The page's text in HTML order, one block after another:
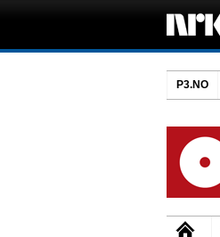
P3.NO